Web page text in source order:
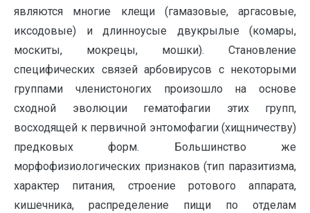
являются многие клещи (гамазовые, аргасовые,
иксодовые) и длинноусые двукрылые (комары,
москиты, мокрецы, мошки). Становление
специфических связей арбовирусов с некоторыми
группами членистоногих произошло на основе
сходной эволюции гематофагии этих групп,
восходящей к первичной энтомофагии (хищничеству)
предковых форм. Большинство же
морфофизиологических признаков (тип паразитизма,
характер питания, строение ротового аппарата,
кишечника, распределение пищи по отделам